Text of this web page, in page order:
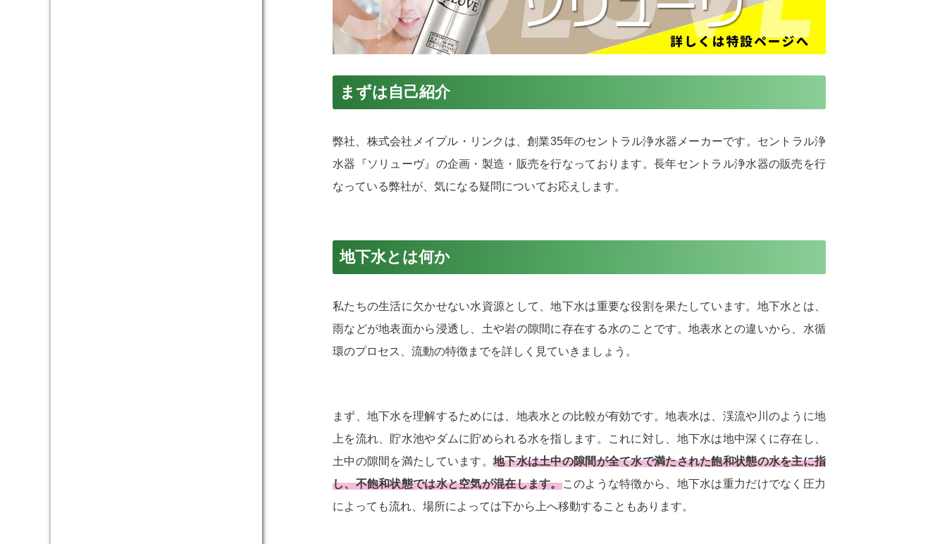
まずは自己紹介
弊社、株式会社メイプル・リンクは、創業35年のセントラル浄水器メーカーです。セントラル浄
水器『ソリューヴ』の企画・製造・販売を行なっております。長年セントラル浄水器の販売を行
なっている弊社が、気になる疑問についてお応えします。
地下水とは何か
私たちの生活に欠かせない水資源として、地下水は重要な役割を果たしています。地下水とは、
雨などが地表面から浸透し、土や岩の隙間に存在する水のことです。地表水との違いから、水循
環のプロセス、流動の特徴までを詳しく見ていきましょう。
まず、地下水を理解するためには、地表水との比較が有効です。地表水は、渓流や川のように地
上を流れ、貯水池やダムに貯められる水を指します。これに対し、地下水は地中深くに存在し、
土中の隙間を満たしています。 地下水は土中の隙間が全て水で満たされた飽和状態の水を主に指
し、不飽和状態では水と空気が混在します。このような特徴から、地下水は重力だけでなく圧力
によっても流れ、場所によっては下から上へ移動することもあります。